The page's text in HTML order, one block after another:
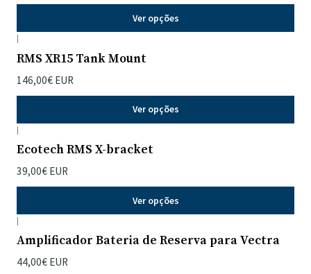
Ver opções
|
RMS XR15 Tank Mount
146,00€ EUR
Ver opções
|
Ecotech RMS X-bracket
39,00€ EUR
Ver opções
|
Amplificador Bateria de Reserva para Vectra
44,00€ EUR